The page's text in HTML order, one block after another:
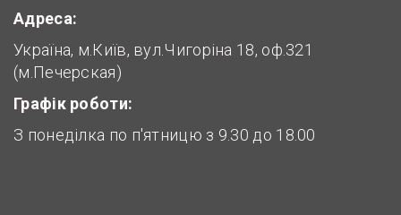
Адреса:
Україна, м.Київ, вул.Чигоріна 18, оф.321
(м.Печерская)
Графік роботи:
З понеділка по п'ятницю з 9.30 до 18.00